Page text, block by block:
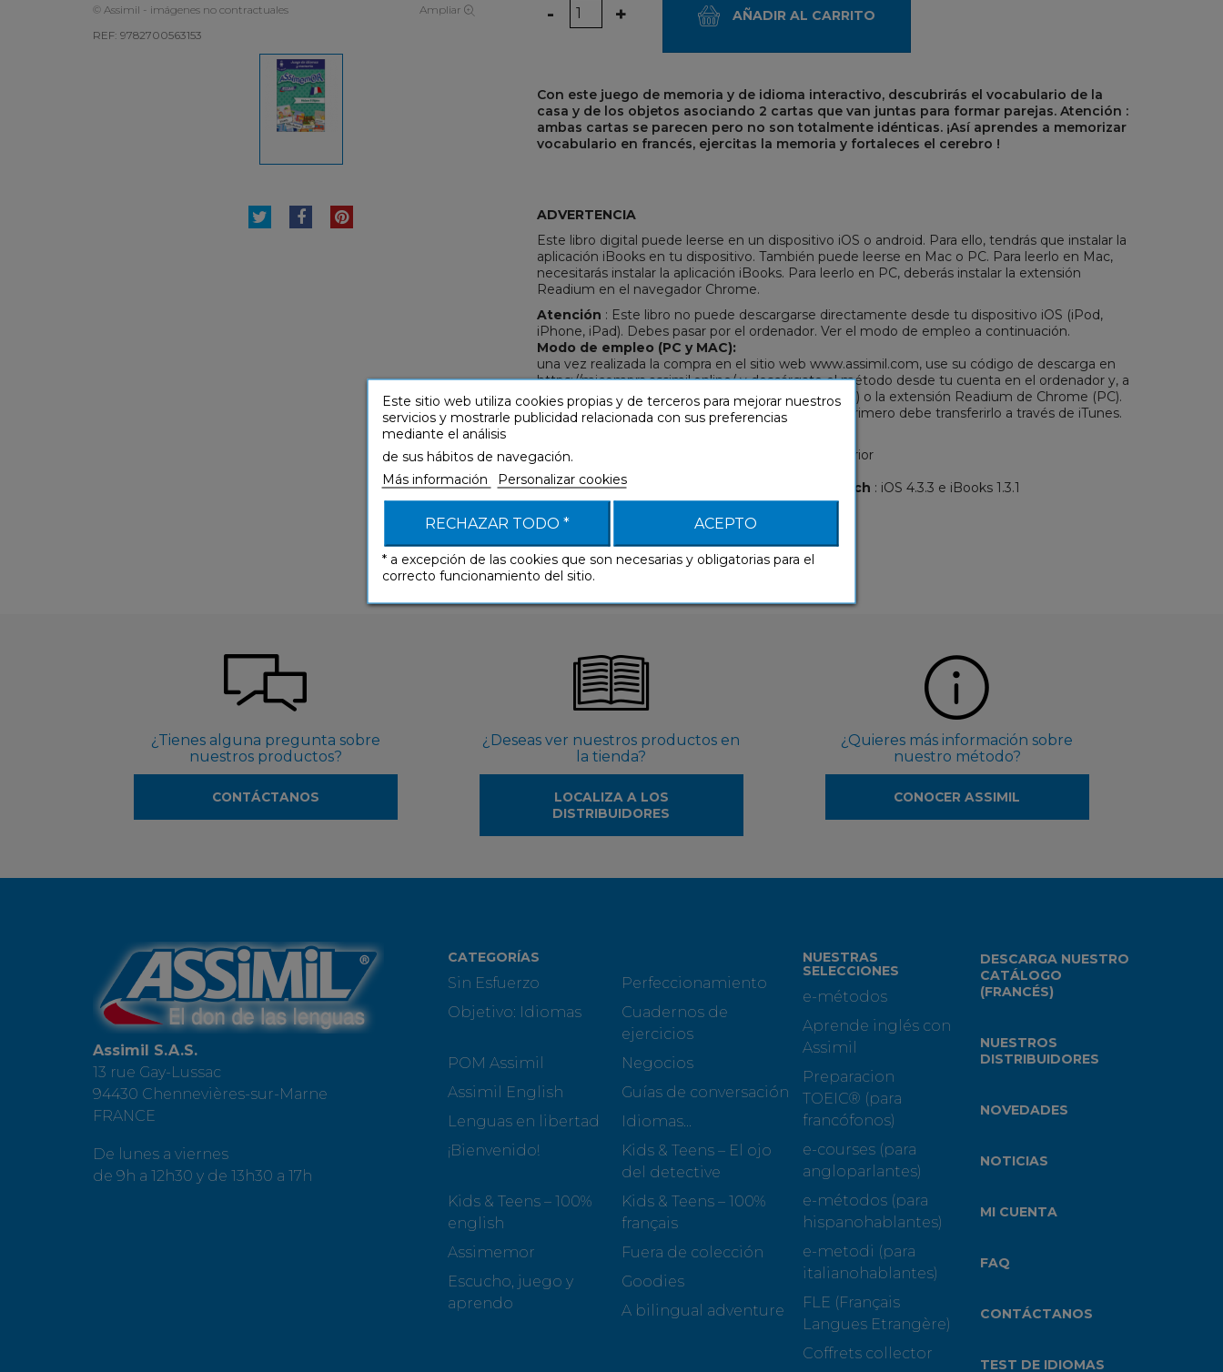
© Assimil - imágenes no contractuales
Ampliar
REF: 9782700563153
TUITEAR
COMPARTIR
PINTEREST
Cantidad
- + AÑADIR AL CARRITO
Con este juego de memoria y de idioma interactivo, descubrirás el vocabulario de la
casa y de los objetos asociando 2 cartas que van juntas para formar parejas. Atención :
ambas cartas se parecen pero no son totalmente idénticas. ¡Así aprendes a memorizar
vocabulario en francés, ejercitas la memoria y fortaleces el cerebro !
ADVERTENCIA
Este libro digital puede leerse en un dispositivo iOS o android. Para ello, tendrás que instalar la
aplicación iBooks en tu dispositivo. También puede leerse en Mac o PC. Para leerlo en Mac,
necesitarás instalar la aplicación iBooks. Para leerlo en PC, deberás instalar la extensión
Readium en el navegador Chrome.
Atención : Este libro no puede descargarse directamente desde tu dispositivo iOS (iPod,
iPhone, iPad). Debes pasar por el ordenador. Ver el modo de empleo a continuación.
Modo de empleo (PC y MAC):
una vez realizada la compra en el sitio web www.assimil.com, use su código de descarga en
https://micompra.assimil.online/ y descárgate el método desde tu cuenta en el ordenador y, a
continuación, ábrelo con la aplicación iBooks (MAC) o la extensión Readium de Chrome (PC).
Para leer este archivo en tu iPod, iPhone o iPad, primero debe transferirlo a través de iTunes.
MAC: mac OS X 10.9 o superior, iBooks 1.0 o superior
PC/MAC
: Chrome con la extensión Readium
iPad,iPhone(modelo 3G o posterior) e iPod Touch : iOS 4.3.3 e iBooks 1.3.1
¿Tienes alguna pregunta sobre
nuestros productos?
CONTÁCTANOS
¿Deseas ver nuestros productos en
la tienda?
LOCALIZA A LOS
DISTRIBUIDORES
¿Quieres más información sobre
nuestro método?
CONOCER ASSIMIL
Assimil S.A.S.
13 rue Gay-Lussac
94430 Chennevières-sur-Marne
FRANCE
De lunes a viernes
de 9h a 12h30 y de 13h30 a 17h
CATEGORÍAS
Sin Esfuerzo
Perfeccionamiento
Objetivo: Idiomas
Cuadernos de
ejercicios
POM Assimil
Negocios
Assimil English
Guías de conversación
Lenguas en libertad
Idiomas...
¡Bienvenido!
Kids & Teens – El ojo
del detective
Kids & Teens – 100%
english
Kids & Teens – 100%
français
Assimemor
Fuera de colección
Escucho, juego y
aprendo
Goodies
A bilingual adventure
NUESTRAS
SELECCIONES
e-métodos
Aprende inglés con
Assimil
Preparacion
TOEIC® (para
francófonos)
e-courses (para
angloparlantes)
e-métodos (para
hispanohablantes)
e-metodi (para
italianohablantes)
FLE (Français
Langues Etrangère)
Coffrets collector
DESCARGA NUESTRO
CATÁLOGO
(FRANCÉS)
NUESTROS
DISTRIBUIDORES
NOVEDADES
NOTICIAS
MI CUENTA
FAQ
CONTÁCTANOS
TEST DE IDIOMAS
Este sitio web utiliza cookies propias y de terceros para mejorar nuestros
servicios y mostrarle publicidad relacionada con sus preferencias
mediante el análisis
de sus hábitos de navegación.
Más información
Personalizar cookies
RECHAZAR TODO * ACEPTO
* a excepción de las cookies que son necesarias y obligatorias para el
correcto funcionamiento del sitio.